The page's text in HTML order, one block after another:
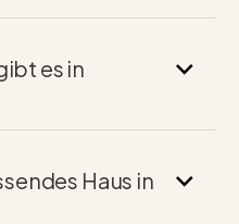
es in
Haus in